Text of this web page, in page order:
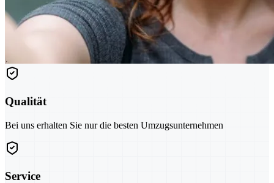
Qualität
Bei uns erhalten Sie nur die besten Umzugsunternehmen
Service